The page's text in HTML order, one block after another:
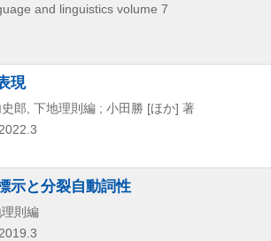
and linguistics volume 7
現
郎, 下地理則編 ; 小田勝 [ほか] 著
2022.3
示と分裂自動詞性
則編
2019.3